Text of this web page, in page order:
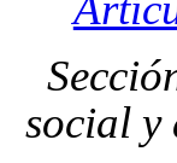
social y